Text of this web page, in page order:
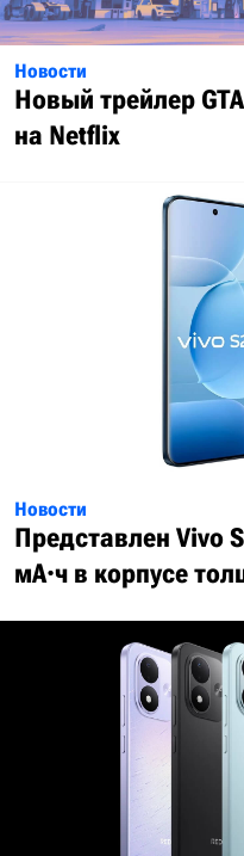
Новости
Новый трейлер
на Netflix
Новости
Представлен Vivo
мА·ч в корпусе